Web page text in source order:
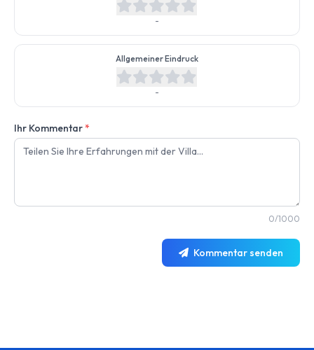
-
Allgemeiner Eindruck
-
Ihr Kommentar*
0/1000
Kommentar senden